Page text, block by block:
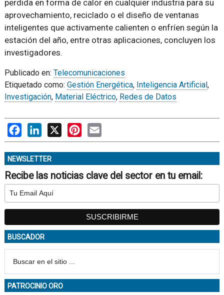
perdida en forma de calor en cualquier industria para su
aprovechamiento, reciclado o el diseño de ventanas
inteligentes que activamente calienten o enfríen según la
estación del año, entre otras aplicaciones, concluyen los
investigadores.
Publicado en: Telecomunicaciones
Etiquetado como: Gestión Energética, Inteligencia Artificial,
Investigación, Material Eléctrico, Redes de Datos
FacebookLinkedIn
X PinterestEmail
NEWSLETTER
Recibe las noticias clave del sector en tu email:
BUSCADOR
PATROCINIO ORO